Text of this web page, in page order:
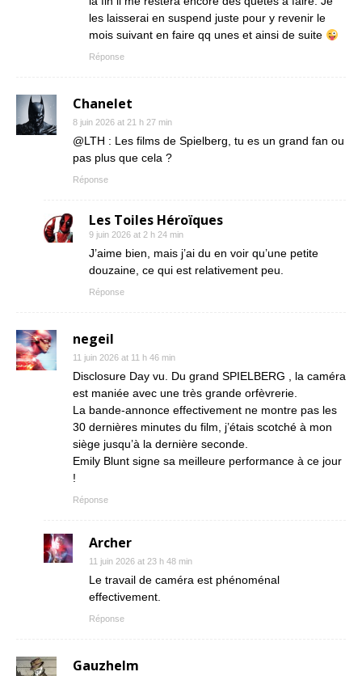
les laisserai en suspend juste pour y revenir le
mois suivant en faire qq unes et ainsi de suite
Réponse
Chanelet
8 juin 2026 at 21 h 27 min
@LTH : Les films de Spielberg, tu es un grand fan ou
pas plus que cela ?
Réponse
Les Toiles Héroïques
9 juin 2026 at 2 h 24 min
J’aime bien, mais j’ai du en voir qu’une petite
douzaine, ce qui est relativement peu.
Réponse
negeil
11 juin 2026 at 11 h 46 min
Disclosure Day vu. Du grand SPIELBERG , la caméra
est maniée avec une très grande orfèvrerie.
La bande-annonce effectivement ne montre pas les
30 dernières minutes du film, j’étais scotché à mon
siège jusqu’à la dernière seconde.
Emily Blunt signe sa meilleure performance à ce jour
!
Réponse
Archer
11 juin 2026 at 23 h 48 min
Le travail de caméra est phénoménal
effectivement.
Réponse
Gauzhelm